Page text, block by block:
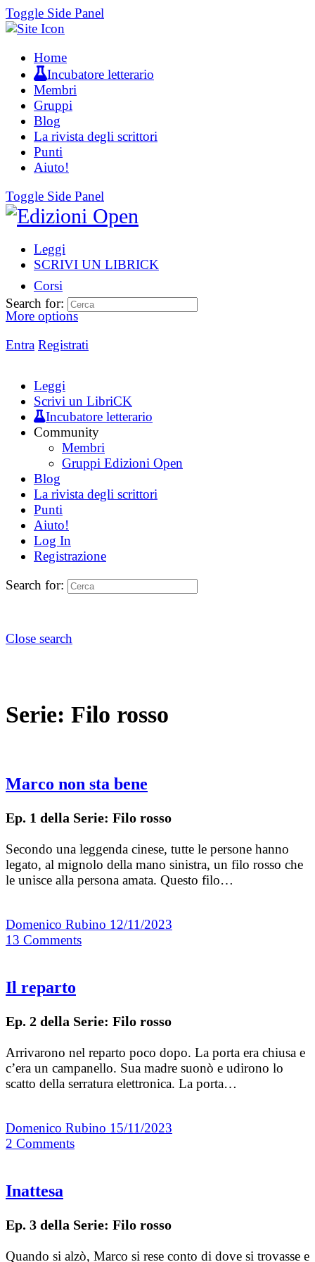
Toggle Side Panel
Home
Incubatore letterario
Membri
Gruppi
Blog
La rivista degli scrittori
Punti
Aiuto!
Toggle Side Panel
Leggi
SCRIVI UN LIBRICK
Corsi
More options
Entra Registrati
Search for:
Leggi
Scrivi un LibriCK
Incubatore letterario
Community
Membri
Gruppi Edizioni Open
Blog
La rivista degli scrittori
Punti
Aiuto!
Log In
Registrazione
Search for:
Close search
Serie: Filo rosso
Marco non sta bene
Ep. 1 della Serie: Filo rosso
Secondo una leggenda cinese, tutte le persone hanno
legato, al mignolo della mano sinistra, un filo rosso che
le unisce alla persona amata. Questo filo…
Domenico Rubino 12/11/2023
13 Comments
Il reparto
Ep. 2 della Serie: Filo rosso
Arrivarono nel reparto poco dopo. La porta era chiusa e
c’era un campanello. Sua madre suonò e udirono lo
scatto della serratura elettronica. La porta…
Domenico Rubino 15/11/2023
2 Comments
Inattesa
Ep. 3 della Serie: Filo rosso
Quando si alzò, Marco si rese conto di dove si trovasse e